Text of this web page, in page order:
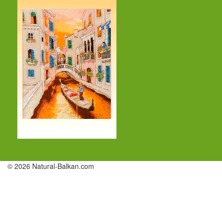
© 2026 Natural-Balkan.com